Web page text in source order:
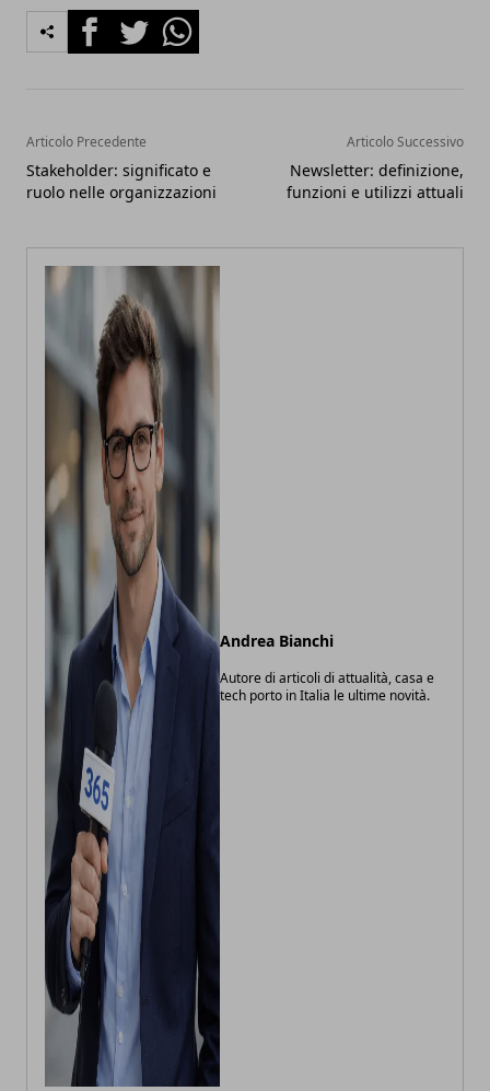
FacebookTwitterWhatsapp
Articolo Precedente
Stakeholder: significato e
ruolo nelle organizzazioni
Articolo Successivo
Newsletter: definizione,
funzioni e utilizzi attuali
Andrea Bianchi
Autore di articoli di attualità, casa e
tech porto in Italia le ultime novità.